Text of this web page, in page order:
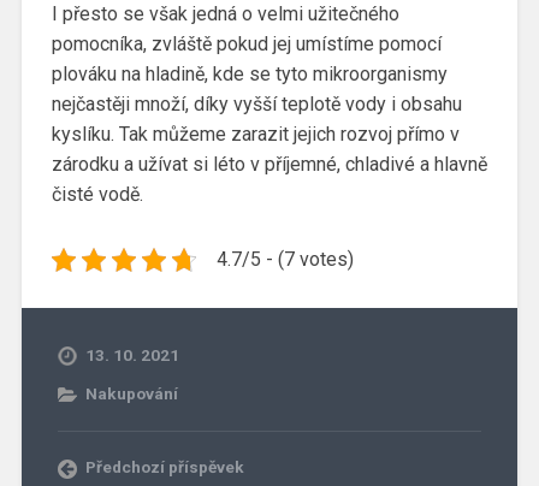
I přesto se však jedná o velmi užitečného
pomocníka, zvláště pokud jej umístíme pomocí
plováku na hladině, kde se tyto mikroorganismy
nejčastěji množí, díky vyšší teplotě vody i obsahu
kyslíku. Tak můžeme zarazit jejich rozvoj přímo v
zárodku a užívat si léto v příjemné, chladivé a hlavně
čisté vodě.
4.7/5 - (7 votes)
13. 10. 2021
Nakupování
Předchozí příspěvek